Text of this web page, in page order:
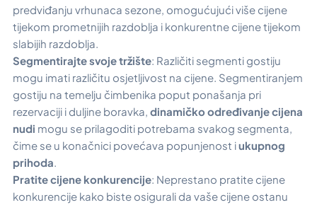
predviđanju vrhunaca sezone, omogućujući više cijene
tijekom prometnijih razdoblja i konkurentne cijene tijekom
slabijih razdoblja.
Segmentirajte svoje tržište: Različiti segmenti gostiju
mogu imati različitu osjetljivost na cijene. Segmentiranjem
gostiju na temelju čimbenika poput ponašanja pri
rezervaciji i duljine boravka, dinamičko određivanje cijena
nudi mogu se prilagoditi potrebama svakog segmenta,
čime se u konačnici povećava popunjenost iukupnog
prihoda.
Pratite cijene konkurencije: Neprestano pratite cijene
konkurencije kako biste osigurali da vaše cijene ostanu